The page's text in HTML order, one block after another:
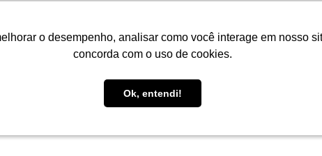
o desempenho, analisar como você interage em nosso
concorda com o uso de cookies.
Ok, entendi!
o desempenho, analisar como você interage em nosso
concorda com o uso de cookies.
Ok, entendi!
Soluções Conteúdo Central de